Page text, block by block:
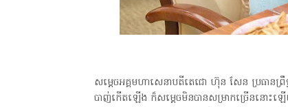
សម្តេចអគ្គមហាសេនាបតីតេជោ ហ៊ុន សែន ប្រធានព្
បាញ់កើតឡើង ក៏សម្តេចមិនបានសម្រាកច្រើននោះឡ